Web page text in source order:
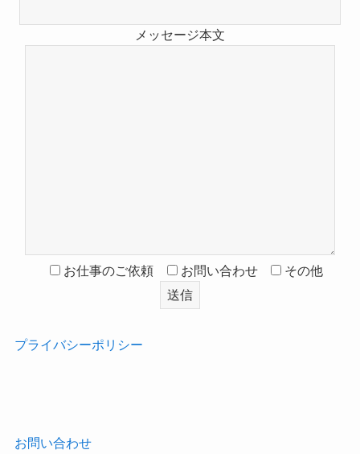
メッセージ本文
お仕事のご依頼 お問い合わせ その他
プライバシーポリシー
お問い合わせ